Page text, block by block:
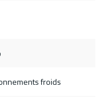
froids